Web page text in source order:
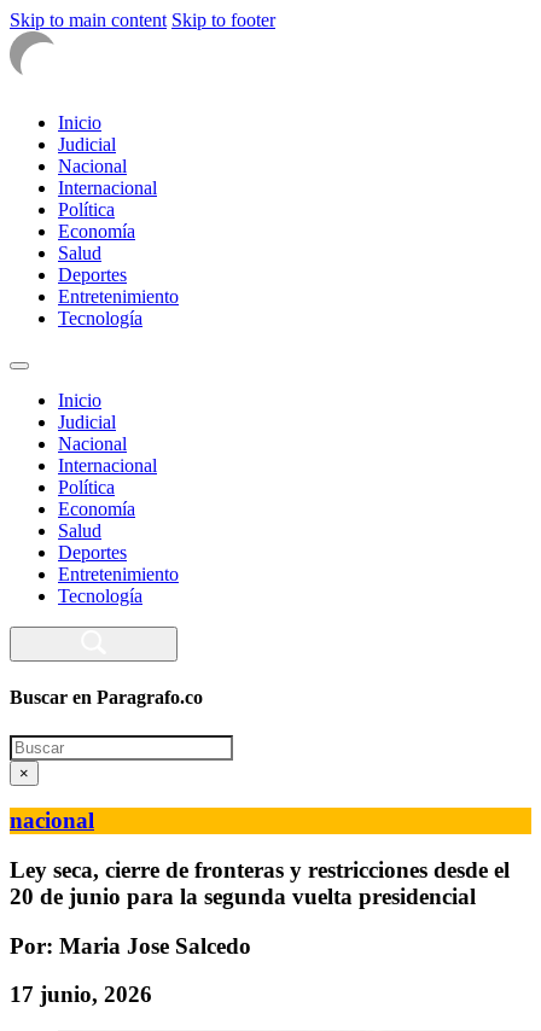
Skip to main content Skip to footer
Inicio
Judicial
Nacional
Internacional
Política
Economía
Salud
Deportes
Entretenimiento
Tecnología
Inicio
Judicial
Nacional
Internacional
Política
Economía
Salud
Deportes
Entretenimiento
Tecnología
Buscar en Paragrafo.co
Search
×
nacional
Ley seca, cierre de fronteras y restricciones desde el
20 de junio para la segunda vuelta presidencial
Por: Maria Jose Salcedo
17 junio, 2026